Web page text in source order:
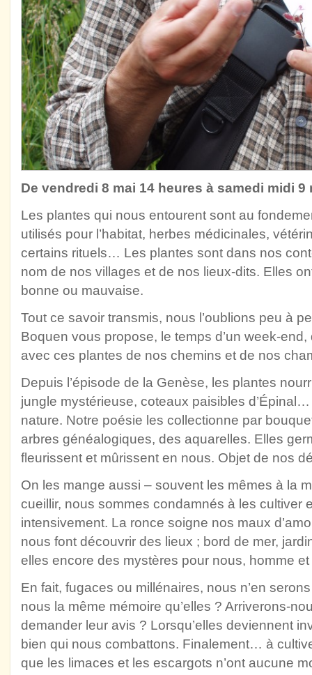
De vendredi 8 mai 14 heures à samedi midi 9
Les plantes qui nous entourent sont au
utilisés pour l’habitat, herbes médicinales,
certains rituels… Les plantes sont dans nos
nom de nos villages et de nos lieux-dits. Elles
bonne ou mauvaise.
Tout ce savoir transmis, nous l’oublions peu à
Boquen vous propose, le temps d’un week-
avec ces plantes de nos chemins et de nos
Depuis l’épisode de la Genèse, les plantes
jungle mystérieuse, coteaux paisibles
nature. Notre poésie les collectionne par
arbres généalogiques, des aquarelles. Elles
fleurissent et mûrissent en nous. Objet de nos
On les mange aussi – souvent les mêmes à la
cueillir, nous sommes condamnés à les cultiver
intensivement. La ronce soigne nos maux
nous font découvrir des lieux ; bord de mer,
elles encore des mystères pour nous, homme
En fait, fugaces ou millénaires, nous n’en
nous la même mémoire qu’elles ? Arriverons-
demander leur avis ? Lorsqu’elles deviennent
bien qui nous combattons. Finalement… à
que les limaces et les escargots n’ont aucune